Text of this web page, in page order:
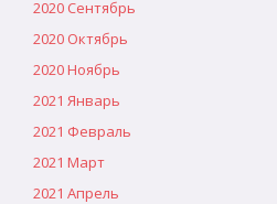
2020 Сентябрь
2020 Октябрь
2020 Ноябрь
2021 Январь
2021 Февраль
2021 Март
2021 Апрель